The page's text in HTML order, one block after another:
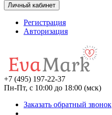
Личный кабинет
Регистрация
Авторизация
+7 (495) 197-22-37
Пн-Пт, с 10:00 до 18:00 (мск)
Заказать обратный звонок